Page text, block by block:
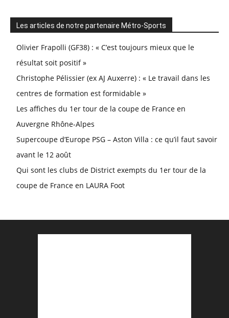
Les articles de notre partenaire Métro-Sports
Olivier Frapolli (GF38) : « C’est toujours mieux que le
résultat soit positif »
Christophe Pélissier (ex AJ Auxerre) : « Le travail dans les
centres de formation est formidable »
Les affiches du 1er tour de la coupe de France en
Auvergne Rhône-Alpes
Supercoupe d’Europe PSG – Aston Villa : ce qu’il faut savoir
avant le 12 août
Qui sont les clubs de District exempts du 1er tour de la
coupe de France en LAURA Foot